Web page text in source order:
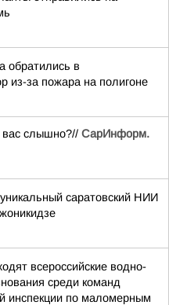
обратились в
из-за пожара на полигоне
вас слышно?// СарИнформ.
саратовский НИИ
всероссийские водно-
среди команд
инспекции по маломерным